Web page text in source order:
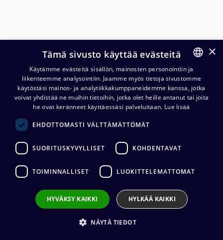
MuxLab 500718 12G-SDI 1x6
Splitter, 4K/60
646,80
Tuotetta ei ole enää saatavilla.
Tilaus- ja toimitusehdot
FINNISH
ENGLISH
×
Tämä sivusto käyttää evästeitä
Käytämme evästeitä sisällön, mainosten personointiin ja
liikenteemme analysointiin. Jaamme myös tietoja sivustomme
käytöstäsi mainos- ja analytiikkakumppaneidemme kanssa, jotka
voivat yhdistää ne muihin tietoihin, jotka olet heille antanut tai joita
he ovat keränneet käyttäessäsi palveluitaan. Lue lisää
EHDOTTOMASTI VÄLTTÄMÄTTÖMÄT
SUORITUSKYVYLLISET KOHDENTAVAT
TOIMINNALLISET LUOKITTELEMATTOMAT
HYVÄKSY KAIKKI HYLKÄÄ KAIKKI
NÄYTÄ TIEDOT